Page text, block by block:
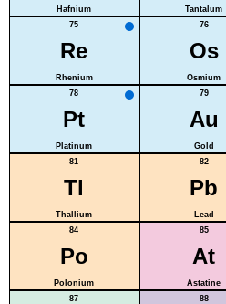
Hafnium Tantalum
75
Re
Rhenium
76
Os
Osmium
78
Pt
Platinum
79
Au
Gold
81
Tl
Thallium
82
Pb
Lead
84
Po
Polonium
85
At
Astatine
87
88